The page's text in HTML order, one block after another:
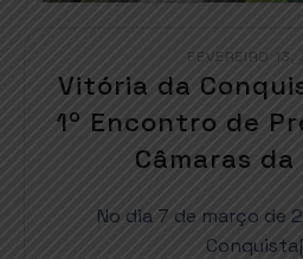
FEVEREIRO
Vitória da
1º Encontro de
Câmaras
No dia 7 de março de